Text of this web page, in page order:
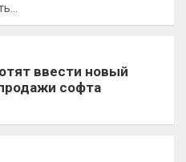
ввести новый
софта